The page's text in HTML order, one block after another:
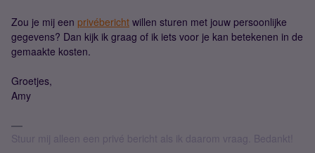
Zou je mij een privébericht willen sturen met jouw persoonlijke
gegevens? Dan kijk ik graag of ik iets voor je kan betekenen in de
gemaakte kosten.
Groetjes,
Amy
Stuur mij alleen een privé bericht als ik daarom vraag. Bedankt!